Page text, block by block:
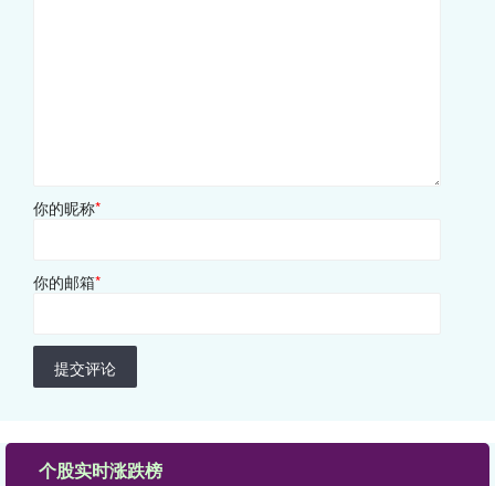
你的昵称*
你的邮箱*
提交评论
个股实时涨跌榜